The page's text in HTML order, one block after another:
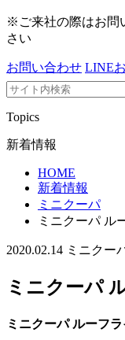
※ご来社の際はお問
さい
お問い合わせ LINE
Topics
新着情報
HOME
新着情報
ミニクーパ
ミニクーパ ル
2020.02.14 ミニクー
ミニクーパ
ミニクーパ ルーフ